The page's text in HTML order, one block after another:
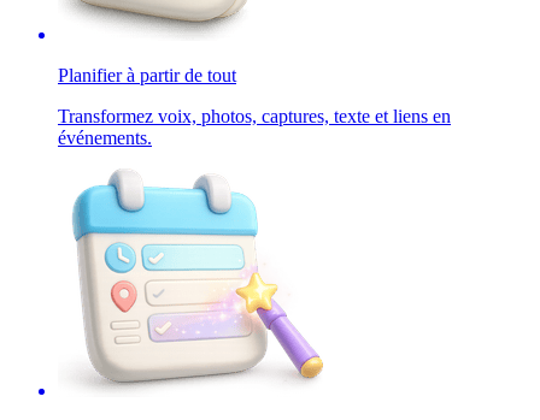
Planifier à partir de tout
Transformez voix, photos, captures, texte et liens en
événements.